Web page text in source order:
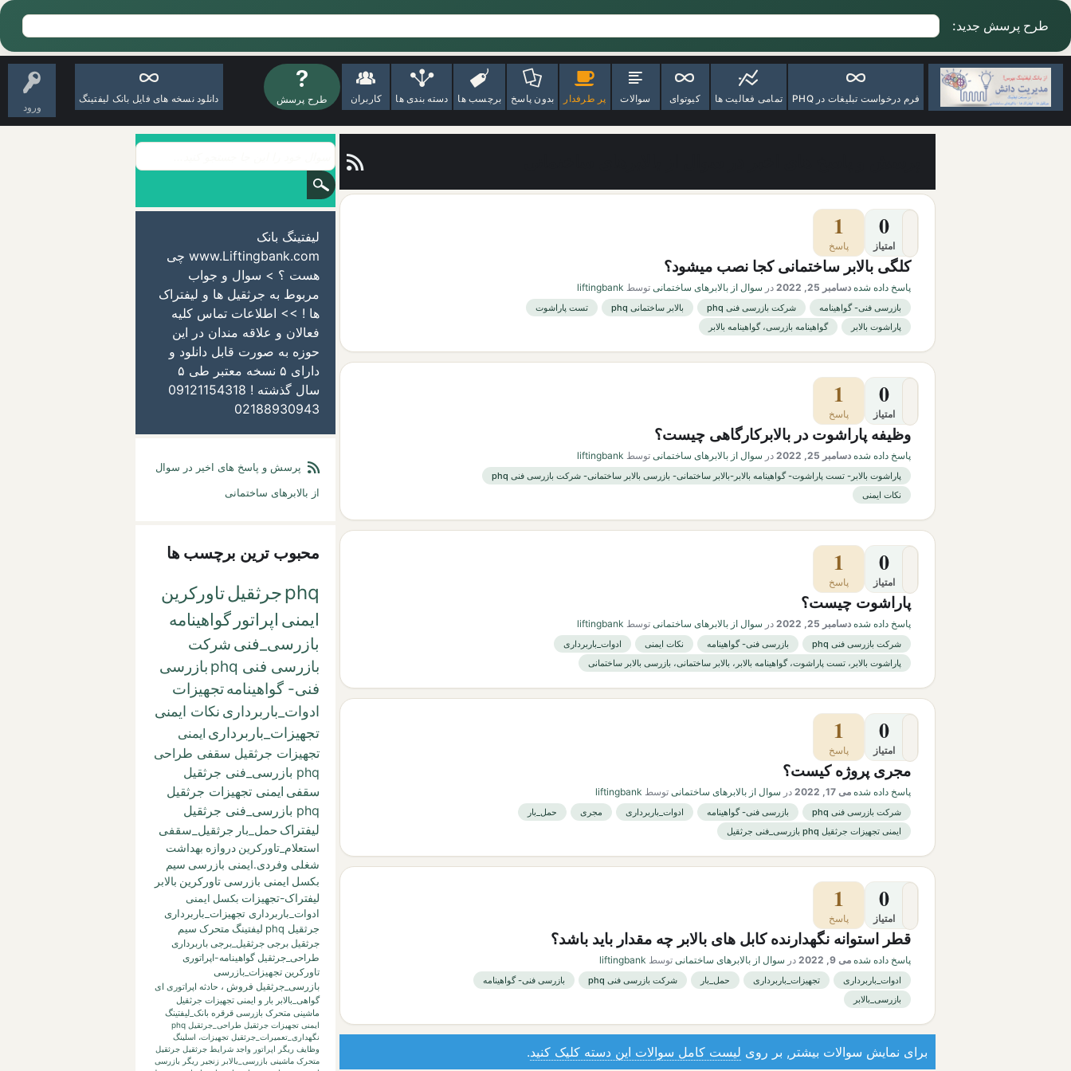
طرح پرسش جدید:
ورود
فرم درخواست تبلیغات در PHQ تمامی فعالیت ها کیوتوای سوالات پر طرفدار بدون پاسخ برچسب ها دسته بندی ها کاربران طرح پرسش دانلود نسخه های فایل بانک لیفتینگ
0
امتیاز
1
پاسخ
کلگی بالابر ساختمانی کجا نصب میشود؟
پاسخ داده شده دسامبر 25, 2022 در سوال از بالابرهای ساختمانی توسط liftingbank
بازرسی فنی- گواهینامه شرکت بازرسی فنی phq بالابر ساختمانی phq
تست پاراشوت
پاراشوت بالابر
گواهینامه بازرسی، گواهینامه بالابر
0
امتیاز
1
پاسخ
وظیفه پاراشوت در بالابرکارگاهی چیست؟
پاسخ داده شده دسامبر 25, 2022 در سوال از بالابرهای ساختمانی توسط liftingbank
پاراشوت بالابر- تست پاراشوت- گواهینامه بالابر-بالابر ساختمانی- بازرسی بالابر ساختمانی- شرکت بازرسی فنی phq
نکات ایمنی
0
امتیاز
1
پاسخ
پاراشوت چیست؟
پاسخ داده شده دسامبر 25, 2022 در سوال از بالابرهای ساختمانی توسط liftingbank
شرکت بازرسی فنی phq بازرسی فنی- گواهینامه نکات ایمنی
ادوات_باربرداری
پاراشوت بالابر، تست پاراشوت، گواهینامه بالابر، بالابر ساختمانی، بازرسی بالابر ساختمانی
0
امتیاز
1
پاسخ
مجری پروژه کیست؟
پاسخ داده شده می 17, 2022 در سوال از بالابرهای ساختمانی توسط liftingbank
شرکت بازرسی فنی phq بازرسی فنی- گواهینامه ادوات_باربرداری مجری
حمل_بار
ایمنی تجهیزات جرثقیل phq بازرسی_فنی جرثقیل
0
امتیاز
1
پاسخ
قطر استوانه نگهدارنده کابل های بالابر چه مقدار باید باشد؟
پاسخ داده شده می 9, 2022 در سوال از بالابرهای ساختمانی توسط liftingbank
ادوات_باربرداری تجهیزات_باربرداری حمل_بار شرکت بازرسی فنی phq
بازرسی فنی- گواهینامه
بازرسی_بالابر
برای نمایش سوالات بیشتر, بر روی لیست کامل سوالات این دسته کلیک کنید.
لیفتینگ بانک
www.Liftingbank.com چی
هست ؟ > سوال و جواب
مربوط به جرثقیل ها و لیفتراک
ها ! >> اطلاعات تماس کلیه
فعالان و علاقه مندان در این
حوزه به صورت قابل دانلود و
دارای ۵ نسخه معتبر طی ۵
سال گذشته ! 09121154318
02188930943
پرسش و پاسخ های اخیر در سوال
از بالابرهای ساختمانی
محبوب ترین برچسب ها
phqجرثقیلتاورکرین
ایمنی اپراتور گواهینامه
بازرسی_فنی شرکت
بازرسی فنی phq
بازرسی
فنی- گواهینامهتجهیزات
ادوات_باربرداری نکات ایمنی
تجهیزات_باربرداری ایمنی
تجهیزات جرثقیل سقفی طراحی
phq بازرسی_فنی جرثقیل
سقفی ایمنی تجهیزات جرثقیل
phq بازرسی_فنی جرثقیل
لیفتراک حمل_بار جرثقیل_سقفی
استعلام_تاورکرین دروازه بهداشت
شغلی وفردی.ایمنی بازرسی سیم
بکسل ایمنی بازرسی تاورکرین بالابر
لیفتراک-تجهیزات بکسل ایمنی
ادوات_باربرداری تجهیزات_باربرداری
جرثقیل phq
لیفتینگ متحرک سیم
جرثقیل برجی جرثقیل_برجی باربرداری
طراحی_جرثقیل گواهینامه-اپراتوری
تاورکرین تجهیزات_بازرسی
بازرسی_جرثقیل فروش ، حادثه اپراتوری ای
گواهی_بالابر بار و ایمنی تجهیزات جرثقیل
ماشینی متحرک بازرسی قرقره بانک_لیفتینگ
ایمنی تجهیزات جرثقیل طراحی_جرثقیل phq
نگهداری_تعمیرات_جرثقیل تجهیزات، اسلینگ
وظایف ریگر اپراتور واجد شرایط جرثقیل جرثقیل
متحرک ماشینی بازرسی_بالابر زنجیر ریگر بازرسی